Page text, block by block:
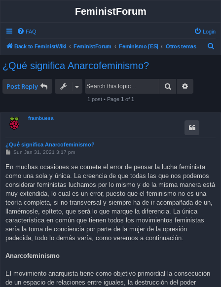
FeministForum
FAQ Login
Back to FeministWiki FeministForum Feminismo [ES] Otros temas
¿Qué significa Anarcofeminismo?
Post Reply Search
1 post • Page 1 of 1
frambuesa
¿Qué significa Anarcofeminismo?
P
t
Sun Jan 31, 2021 3:17 pm
En muchas ocasiones se comete el error de pensar la lucha feminista
como una sola y única. La creencia de que todas las que nos podemos
considerar feministas luchamos por lo mismo y de la misma manera está
muy extendida, lo cual es un error, puesto que el feminismo no es una
teoría completa, si no transversal y siempre ha de ir acompañada de un,
llamémosle, epíteto, que será lo que marque la diferencia. La única
característica en común que tienen todos los movimientos feministas
sería la toma de conciencia por parte de la mujer de la opresión
padecida, todo lo demás varía, como veremos a continuación:
Anarcofeminismo
El movimiento anarquista tiene como objetivo primordial la consecución
de un espacio de relaciones entre iguales, la destrucción del poder